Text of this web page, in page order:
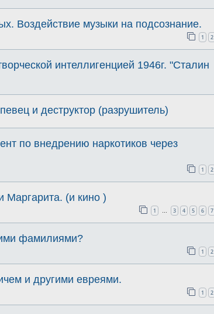
Воздействие музыки на подсознание.
1 2
интеллигенцией 1946г. "Сталин
и деструктор (разрушитель)
по внедрению наркотиков через
1 2
Маргарита. (и кино )
1 … 3 4 5 6 7
фамилиями?
1 2
и другими евреями.
1 2